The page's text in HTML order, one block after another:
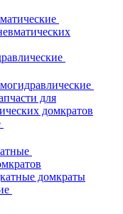
для
домкратов
домкраты